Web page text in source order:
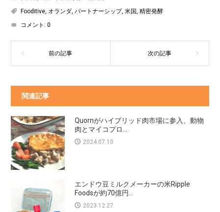
Fooditive, オランダ,パートナーシップ,米国,精密発酵
コメント:0
関連記事
Quornがハイブリッド肉市場に参入、動物
肉とマイコプロ...
2024.07.10
エンドウ豆ミルクメーカーの米Ripple
Foodsが約70億円...
2023.12.27